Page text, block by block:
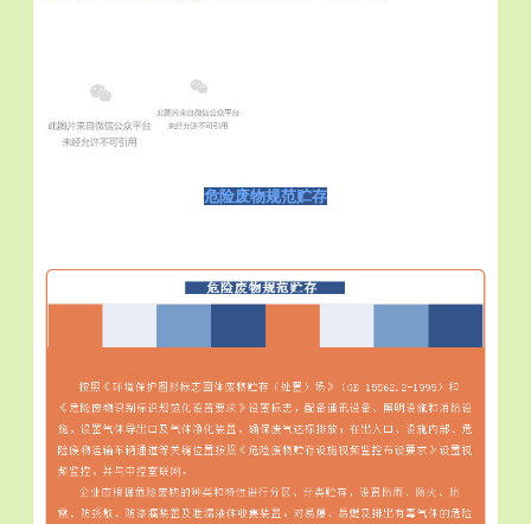
危险废物规范贮存